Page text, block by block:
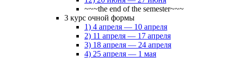
~~~the end of the semester~~~
3 курс очной формы
1) 4 апреля — 10 апреля
2) 11 апреля — 17 апреля
3) 18 апреля — 24 апреля
4) 25 апреля — 1 мая